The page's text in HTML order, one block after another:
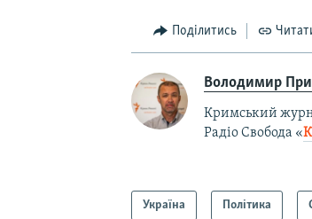
Поділитись
Володимир
Кримський
Радіо Свобода «
Україна Політика